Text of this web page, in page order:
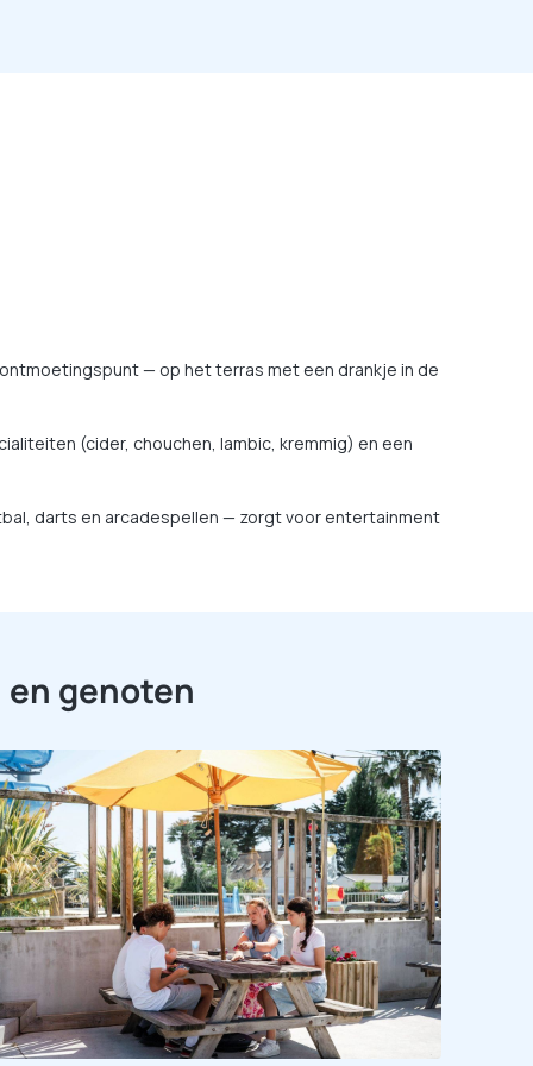
— op het terras met een drankje in de
(cider, chouchen, lambic, kremmig) en een
darts en arcadespellen — zorgt voor entertainment
en genoten